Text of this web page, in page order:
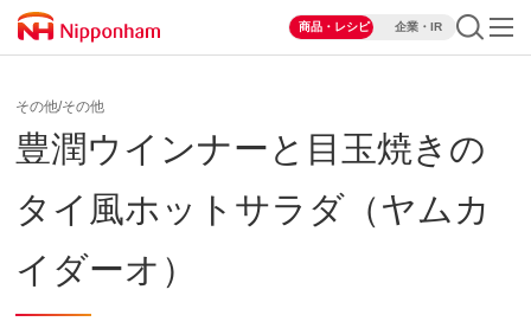
商品・レシピ 企業・IR
その他/その他
豊潤ウインナーと目玉焼きの
タイ風ホットサラダ（ヤムカ
イダーオ）